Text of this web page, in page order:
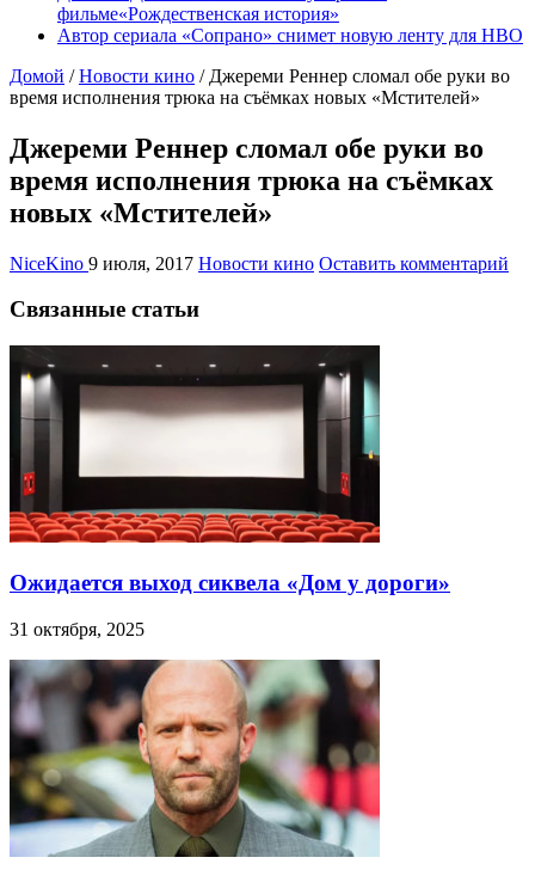
фильме«Рождественская история»
Автор сериала «Сопрано» снимет новую ленту для HBO
Домой / Новости кино / Джереми Реннер сломал обе руки во
время исполнения трюка на съёмках новых «Мстителей»
Джереми Реннер сломал обе руки во
время исполнения трюка на съёмках
новых «Мстителей»
NiceKino 9 июля, 2017 Новости кино Оставить комментарий
Связанные статьи
Ожидается выход сиквела «Дом у дороги»
31 октября, 2025